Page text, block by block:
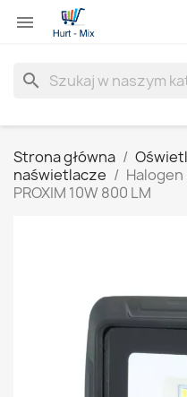

search
Strona główna
naświetlacze
Halogen
PROXIM 10W 800 LM